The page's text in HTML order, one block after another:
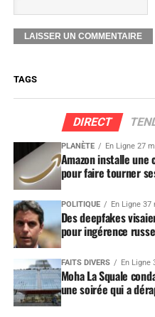
TAGS
DIRECT
PLANÈTE En Ligne 27
Amazon installe une
pour faire tourner
POLITIQUE En Ligne 37
Des deepfakes
pour ingérence russe
FAITS DIVERS En Ligne
Moha La Squale
une soirée qui a